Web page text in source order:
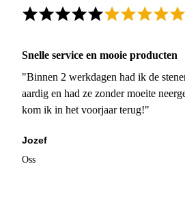
Snelle service en mooie producten
"Binnen 2 werkdagen had ik de
aardig en had ze zonder moeite
kom ik in het voorjaar terug!"
Jozef
Oss